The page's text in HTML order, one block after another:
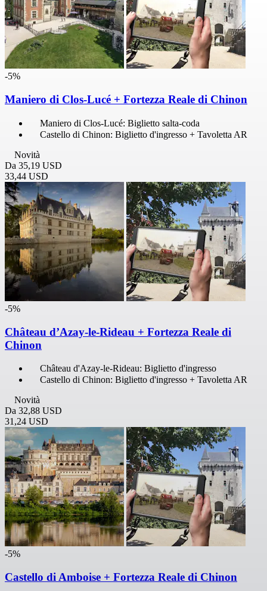
-5%
Maniero di Clos-Lucé + Fortezza Reale di Chinon
Maniero di Clos-Lucé: Biglietto salta-coda
Castello di Chinon: Biglietto d'ingresso + Tavoletta AR
Novità
Da 35,19 USD
33,44 USD
-5%
Château d’Azay-le-Rideau + Fortezza Reale di
Chinon
Château d'Azay-le-Rideau: Biglietto d'ingresso
Castello di Chinon: Biglietto d'ingresso + Tavoletta AR
Novità
Da 32,88 USD
31,24 USD
-5%
Castello di Amboise + Fortezza Reale di Chinon